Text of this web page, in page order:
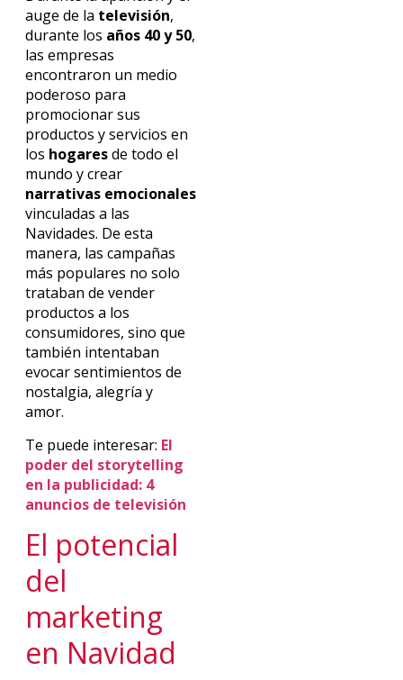
auge de la televisión,
durante los años 40 y 50,
las empresas
encontraron un medio
poderoso para
promocionar sus
productos y servicios en
los hogaresde todo el
mundo y crear
narrativas emocionales
vinculadas a las
Navidades. De esta
manera, las campañas
más populares no solo
trataban de vender
productos a los
consumidores, sino que
también intentaban
evocar sentimientos de
nostalgia, alegría y
amor.
Te puede interesar: El
poder del storytelling
en la publicidad: 4
anuncios de televisión
El potencial
del
marketing
en Navidad